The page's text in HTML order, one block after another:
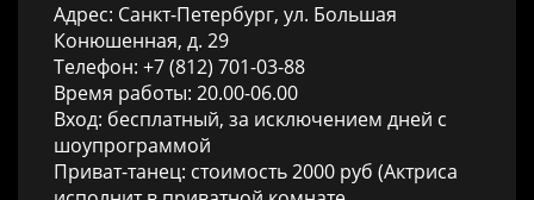
Адрес: Санкт-Петербург, ул. Большая
Конюшенная, д. 29
Телефон: +7 (812) 701-03-88
Время работы: 20.00-06.00
Вход: бесплатный, за исключением дней с
шоупрограммой
Приват-танец: стоимость 2000 руб (Актриса